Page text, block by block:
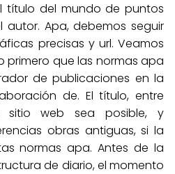
título del mundo de puntos
autor. Apa, debemos seguir
precisas y url. Veamos
primero que las normas apa
de publicaciones en la
de. El título, entre
sitio web sea posible, y
obras antiguas, si la
normas apa. Antes de la
de diario, el momento